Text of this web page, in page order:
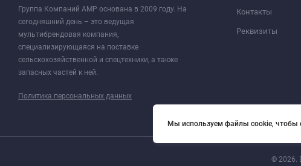
Группа Компаний АМР основана в 2009 году. На
сегодняшний день – это ведущая
мультибрендовая компания,
специализирующаяся на поставке
сельскохозяйственной и спецтехники, а также
запасных частей к ней.
Политика персональных данных
Контакты
Реквизиты
© 2026.
Мы используем файлы cookie, чтобы